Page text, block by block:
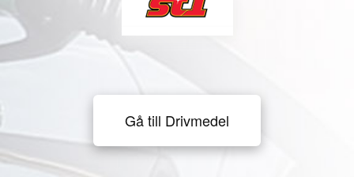
Gå till Drivmedel